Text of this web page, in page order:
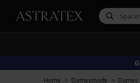
Home Damesmode Dames